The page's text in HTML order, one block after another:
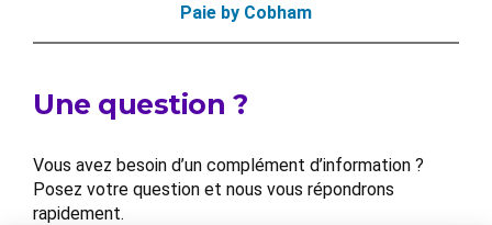
Paie by Cobham
Une question ?
Vous avez besoin d’un complément d’information ?
Posez votre question et nous vous répondrons
rapidement.